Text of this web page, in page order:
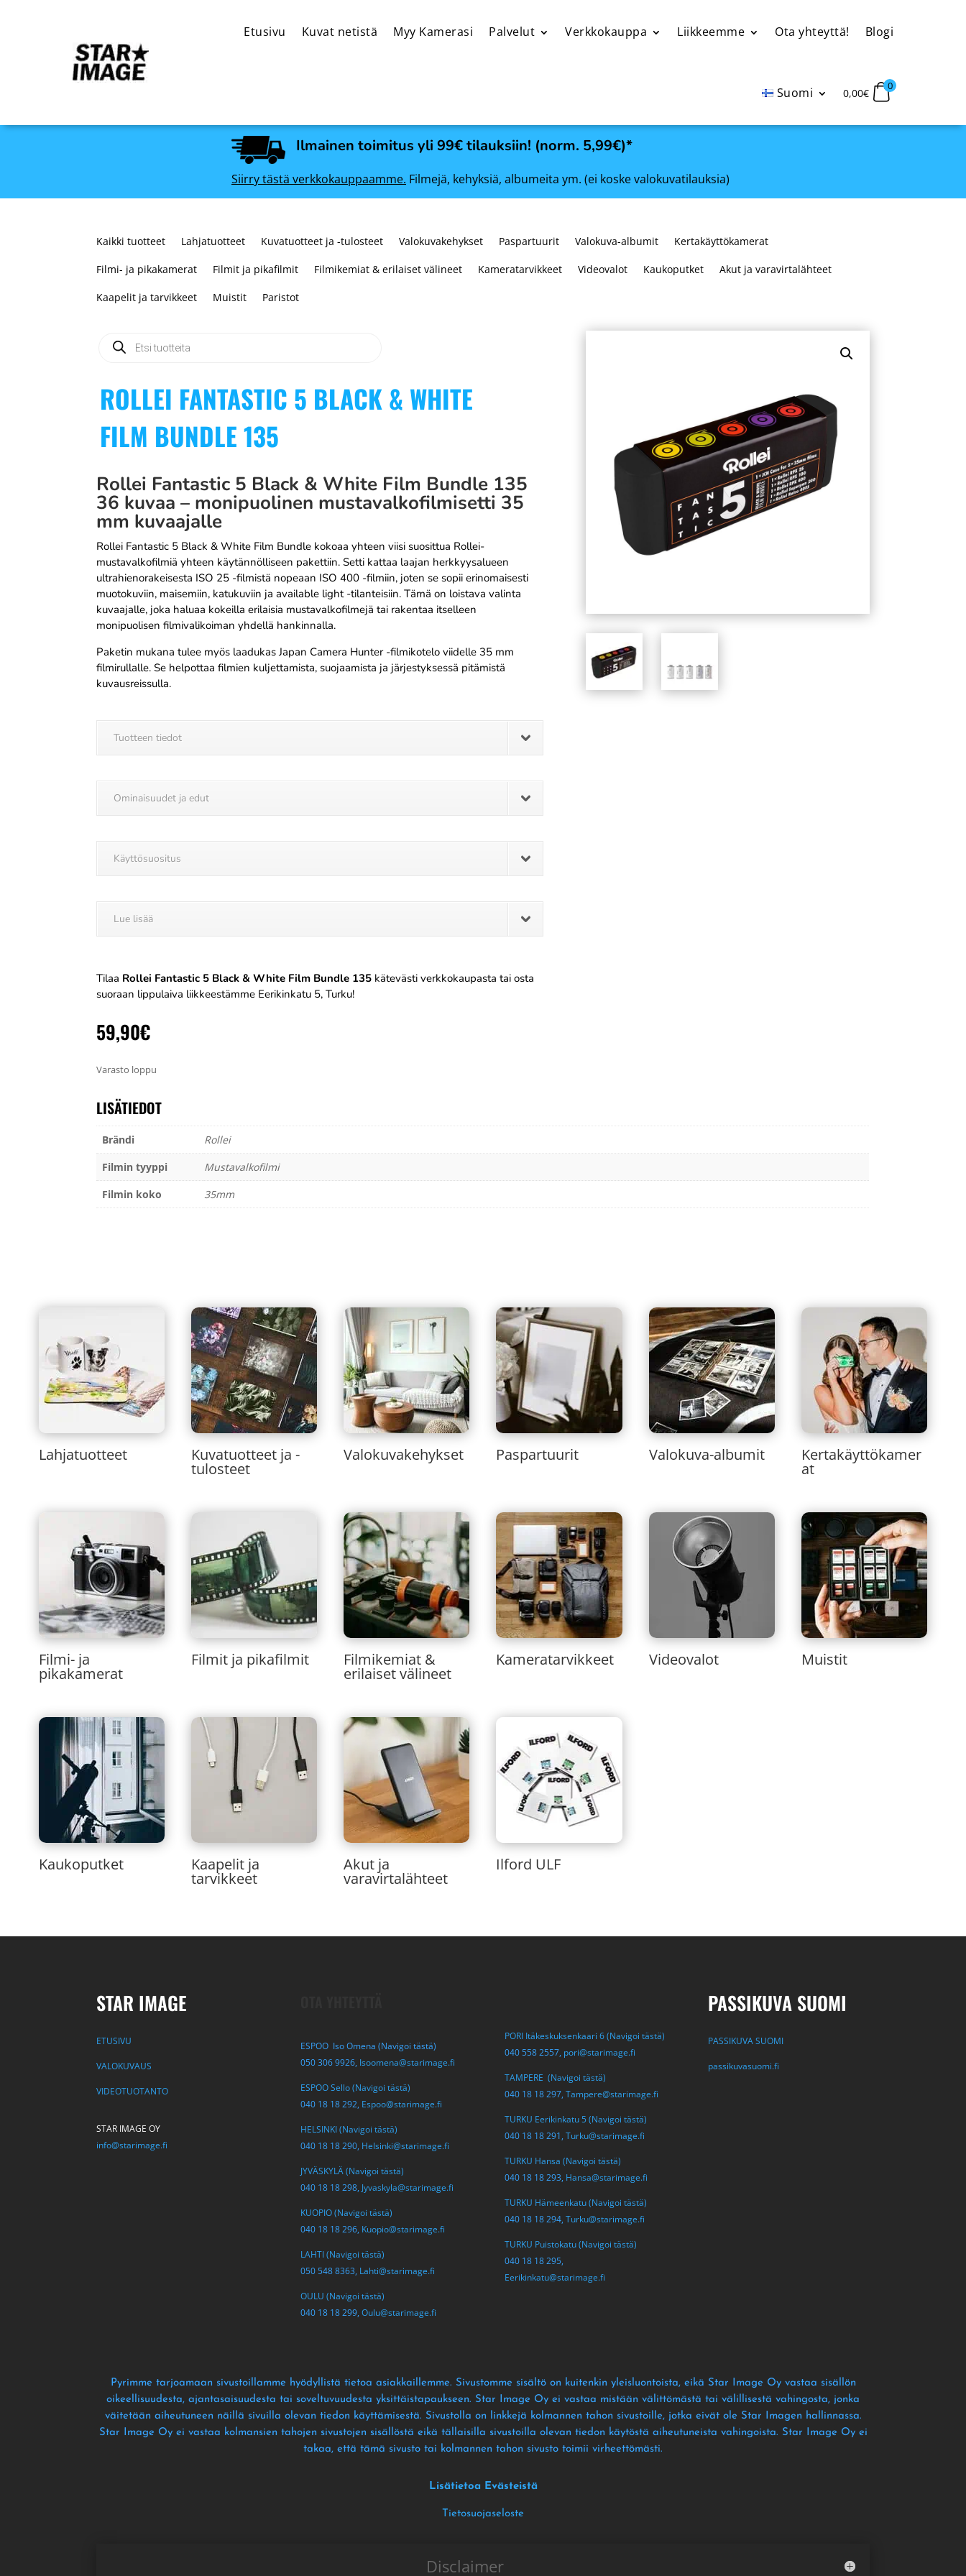
Etusivu Kuvat netistä Myy Kamerasi Palvelut Verkkokauppa Liikkeemme Ota yhteyttä! Blogi
Suomi 0,00€
0
Ilmainen toimitus yli 99€ tilauksiin! (norm. 5,99€)*
Siirry tästä verkkokauppaamme. Filmejä, kehyksiä, albumeita ym. (ei koske valokuvatilauksia)
Kaikki tuotteet Lahjatuotteet Kuvatuotteet ja -tulosteet Valokuvakehykset Paspartuurit Valokuva-albumit Kertakäyttökamerat
Filmi- ja pikakamerat Filmit ja pikafilmit Filmikemiat & erilaiset välineet Kameratarvikkeet Videovalot Kaukoputket Akut ja varavirtalähteet
Kaapelit ja tarvikkeet Muistit Paristot
Products
search
ROLLEI FANTASTIC 5 BLACK & WHITE
FILM BUNDLE 135
Rollei Fantastic 5 Black & White Film Bundle 135
36 kuvaa – monipuolinen mustavalkofilmisetti 35
mm kuvaajalle
Rollei Fantastic 5 Black & White Film Bundle kokoaa yhteen viisi suosittua Rollei-
mustavalkofilmiä yhteen käytännölliseen pakettiin. Setti kattaa laajan herkkyysalueen
ultrahienorakeisesta ISO 25 -filmistä nopeaan ISO 400 -filmiin, joten se sopii erinomaisesti
muotokuviin, maisemiin, katukuviin ja available light -tilanteisiin. Tämä on loistava valinta
kuvaajalle, joka haluaa kokeilla erilaisia mustavalkofilmejä tai rakentaa itselleen
monipuolisen filmivalikoiman yhdellä hankinnalla.
Paketin mukana tulee myös laadukas Japan Camera Hunter -filmikotelo viidelle 35 mm
filmirullalle. Se helpottaa filmien kuljettamista, suojaamista ja järjestyksessä pitämistä
kuvausreissulla.
Tuotteen tiedot
Ominaisuudet ja edut
Käyttösuositus
Lue lisää
Tilaa Rollei Fantastic 5 Black & White Film Bundle 135 kätevästi verkkokaupasta tai osta
suoraan lippulaiva liikkeestämme Eerikinkatu 5, Turku!
59,90€
Varasto loppu
LISÄTIEDOT
Brändi
Rollei
Filmin tyyppi
Mustavalkofilmi
Filmin koko
35mm
Lahjatuotteet Kuvatuotteet ja -
tulosteet
Valokuvakehykset Paspartuurit Valokuva-albumit Kertakäyttökamer
at
Filmi- ja
pikakamerat
Filmit ja pikafilmit Filmikemiat &
erilaiset välineet
Kameratarvikkeet Videovalot Muistit
Kaukoputket Kaapelit ja
tarvikkeet
Akut ja
varavirtalähteet
Ilford ULF
STAR IMAGE
ETUSIVU
VALOKUVAUS
VIDEOTUOTANTO
STAR IMAGE OY
info@starimage.fi
ESPOO Iso Omena (Navigoi tästä)
050 306 9926, Isoomena@starimage.fi
ESPOO Sello (Navigoi tästä)
040 18 18 292, Espoo@starimage.fi
HELSINKI (Navigoi tästä)
040 18 18 290, Helsinki@starimage.fi
JYVÄSKYLÄ (Navigoi tästä)
040 18 18 298, Jyvaskyla@starimage.fi
KUOPIO (Navigoi tästä)
040 18 18 296, Kuopio@starimage.fi
LAHTI (Navigoi tästä)
050 548 8363, Lahti@starimage.fi
OULU (Navigoi tästä)
040 18 18 299, Oulu@starimage.fi
PORI Itäkeskuksenkaari 6 (Navigoi tästä)
040 558 2557, pori@starimage.fi
TAMPERE (Navigoi tästä)
040 18 18 297, Tampere@starimage.fi
TURKU Eerikinkatu 5 (Navigoi tästä)
040 18 18 291, Turku@starimage.fi
TURKU Hansa (Navigoi tästä)
040 18 18 293, Hansa@starimage.fi
TURKU Hämeenkatu (Navigoi tästä)
040 18 18 294, Turku@starimage.fi
TURKU Puistokatu (Navigoi tästä)
040 18 18 295,
Eerikinkatu@starimage.fi
PASSIKUVA SUOMI
PASSIKUVA SUOMI
passikuvasuomi.fi
Pyrimme tarjoamaan sivustoillamme hyödyllistä tietoa asiakkaillemme. Sivustomme sisältö on kuitenkin yleisluontoista, eikä Star Image Oy vastaa sisällön
oikeellisuudesta, ajantasaisuudesta tai soveltuvuudesta yksittäistapaukseen. Star Image Oy ei vastaa mistään välittömästä tai välillisestä vahingosta, jonka
väitetään aiheutuneen näillä sivuilla olevan tiedon käyttämisestä. Sivustolla on linkkejä kolmannen tahon sivustoille, jotka eivät ole Star Imagen hallinnassa.
Star Image Oy ei vastaa kolmansien tahojen sivustojen sisällöstä eikä tällaisilla sivustoilla olevan tiedon käytöstä aiheutuneista vahingoista. Star Image Oy ei
takaa, että tämä sivusto tai kolmannen tahon sivusto toimii virheettömästi.
Lisätietoa Evästeistä
Tietosuojaseloste
Disclaimer